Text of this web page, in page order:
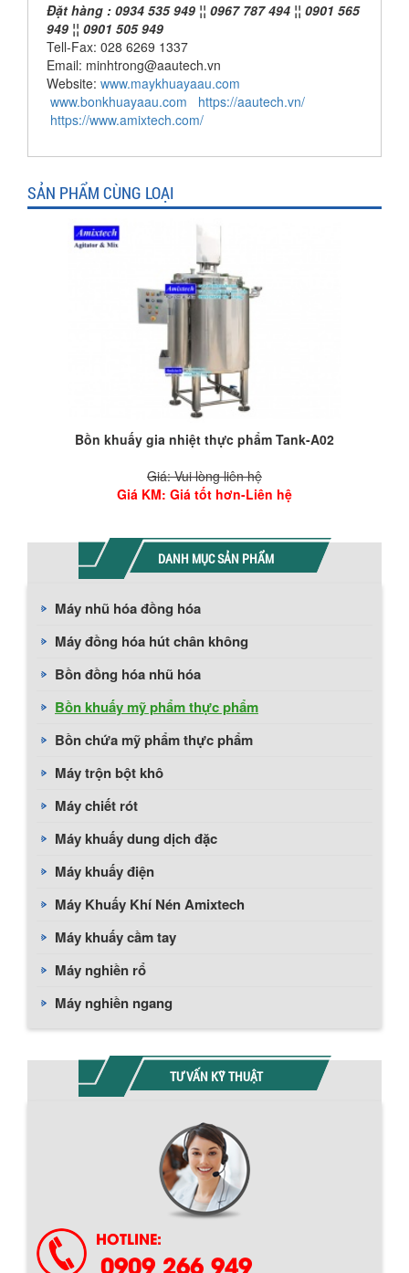
Đặt hàng : 0934 535 949 ¦¦ 0967 787 494 ¦¦ 0901 565
949 ¦¦ 0901 505 949
Tell-Fax: 028 6269 1337
Email: minhtrong@aautech.vn
Website: www.maykhuayaau.com
www.bonkhuayaau.com
https://aautech.vn/
https://www.amixtech.com/
SẢN PHẨM CÙNG LOẠI
Bồn khuấy gia nhiệt thực phẩm Tank-A02
Giá: Vui lòng liên hệ
Giá KM: Giá tốt hơn-Liên hệ
DANH MỤC SẢN PHẨM
Máy nhũ hóa đồng hóa
Máy đồng hóa hút chân không
Bồn đồng hóa nhũ hóa
Bồn khuấy mỹ phẩm thực phẩm
Bồn chứa mỹ phẩm thực phẩm
Máy trộn bột khô
Máy chiết rót
Máy khuấy dung dịch đặc
Máy khuấy điện
Máy Khuấy Khí Nén Amixtech
Máy khuấy cầm tay
Máy nghiền rổ
Máy nghiền ngang
TƯ VẤN KỸ THUẬT
HOTLINE:
0909 266 949